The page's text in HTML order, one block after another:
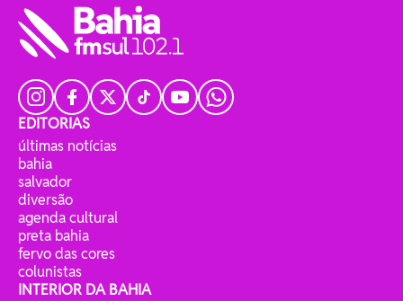
EDITORIAS
últimas notícias
bahia
salvador
diversão
agenda cultural
preta bahia
fervo das cores
colunistas
INTERIOR DA BAHIA